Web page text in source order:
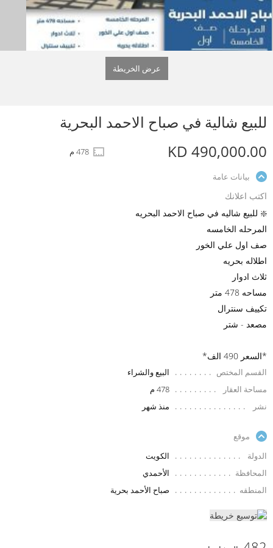
عرض الخريطة
للبيع شالية في صباح الاحمد البحرية
KD 490,000.00
478 م
بيانات عامة
اكتب اعلانك
❇️ للبيع شاليه في صباح الاحمد البحريه
المرحله الخامسه
صف اول علي الخور
اطلاله بحريه
ثلاث ادوار
مساحه 478 متر
تكييف سنترال
مصعد - شتر
*السعر 490 الف*
القسم المختص
البيع والشراء
مساحة العقار
478 م
نشر
منذ شهر
موقع
الدولة
الكويت
المحافظة
الأحمدي
المنطقه
صباح الأحمد بحرية